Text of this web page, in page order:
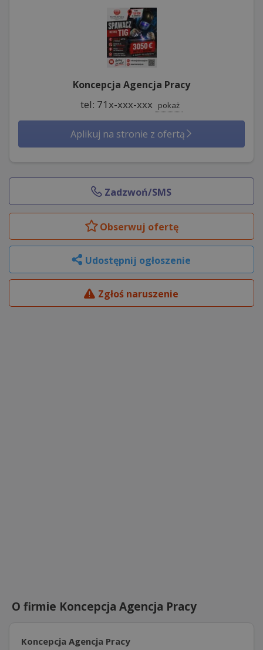
Koncepcja Agencja Pracy
tel: 71x-xxx-xxx pokaż
Aplikuj na stronie z ofertą
Zadzwoń/SMS
Obserwuj ofertę
Udostępnij ogłoszenie
Zgłoś naruszenie
O firmie Koncepcja Agencja Pracy
Koncepcja Agencja Pracy